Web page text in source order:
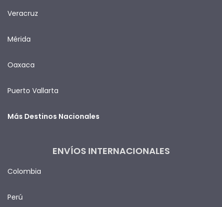
Veracruz
Mérida
Oaxaca
Puerto Vallarta
Más Destinos Nacionales
ENVÍOS INTERNACIONALES
Colombia
Perú